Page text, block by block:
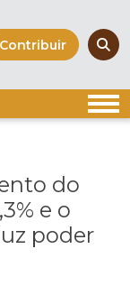
Contribuir
do
e o
poder